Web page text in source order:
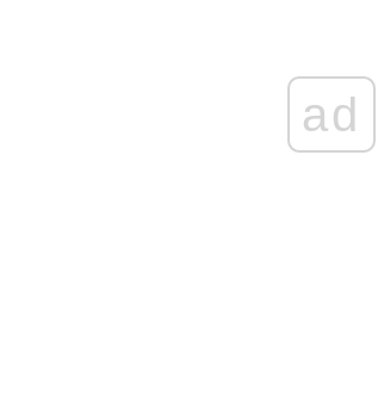
ad